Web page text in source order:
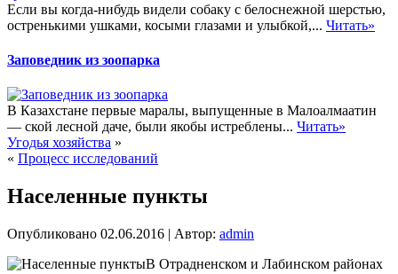
Если вы когда-нибудь видели собаку с белоснежной шерстью,
остренькими ушками, косыми глазами и улыбкой,... Читать»
Заповедник из зоопарка
В Казахстане первые маралы, выпущенные в Малоалмаатин
— ской лесной даче, были якобы истреблены... Читать»
Угодья хозяйства »
« Процесс исследований
Населенные пункты
Опубликовано 02.06.2016 | Автор: admin
В Отрадненском и Лабинском районах